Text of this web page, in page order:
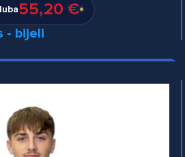
55,20 €
- bijeli